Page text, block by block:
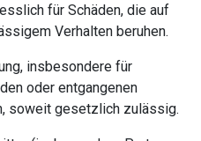
für Schäden, die auf
Verhalten beruhen.
insbesondere für
oder entgangenen
soweit gesetzlich zulässig.